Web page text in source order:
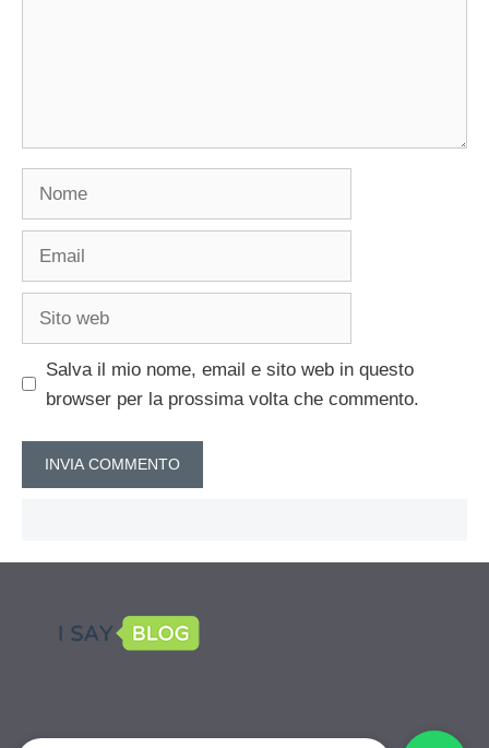
Nome
Email
Sito
Salva il mio nome, email e sito web in questo
browser per la prossima volta che commento.